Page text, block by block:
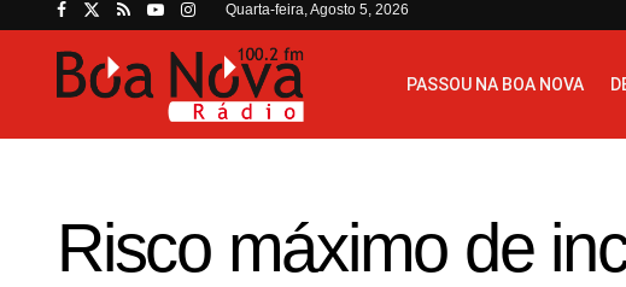
Quarta-feira, Agosto 5, 2026
PASSOU NA BOA NOVA
Risco máximo de